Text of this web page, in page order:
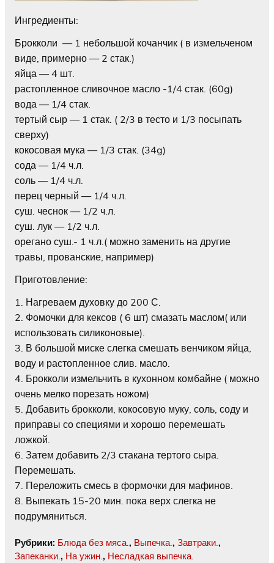
Ингредиенты:
Брокколи — 1 небольшой кочанчик ( в измельченом
виде, примерно — 2 стак.)
яйца — 4 шт.
растопленное сливочное масло -1/4 стак. (60g)
вода — 1/4 стак.
тертый сыр — 1 стак. ( 2/3 в тесто и 1/3 посыпать
сверху)
кокосовая мука — 1/3 стак. (34g)
сода — 1/4 ч.л.
соль — 1/4 ч.л.
перец черный — 1/4 ч.л.
суш. чеснок — 1/2 ч.л.
суш. лук — 1/2 ч.л.
орегано суш.- 1 ч.л.( можно заменить на другие
травы, прованские, например)
Приготовление:
1. Нагреваем духовку до 200 С.
2. Фомочки для кексов ( 6 шт) смазать маслом( или
использовать силиконовые).
3. В большой миске слегка смешать венчиком яйца,
воду и растопленное слив. масло.
4. Брокколи измельчить в кухонном комбайне ( можно
очень мелко порезать ножом)
5. Добавить брокколи, кокосовую муку, соль, соду и
приправы со специями и хорошо перемешать
ложкой.
6. Затем добавить 2/3 стакана тертого сыра.
Перемешать.
7. Переложить смесь в формочки для мафинов.
8. Выпекать 15-20 мин. пока верх слегка не
подрумяниться.
Рубрики: Блюда без мяса. , Выпечка. , Завтраки. ,
Запеканки. , На ужин. , Несладкая выпечка.